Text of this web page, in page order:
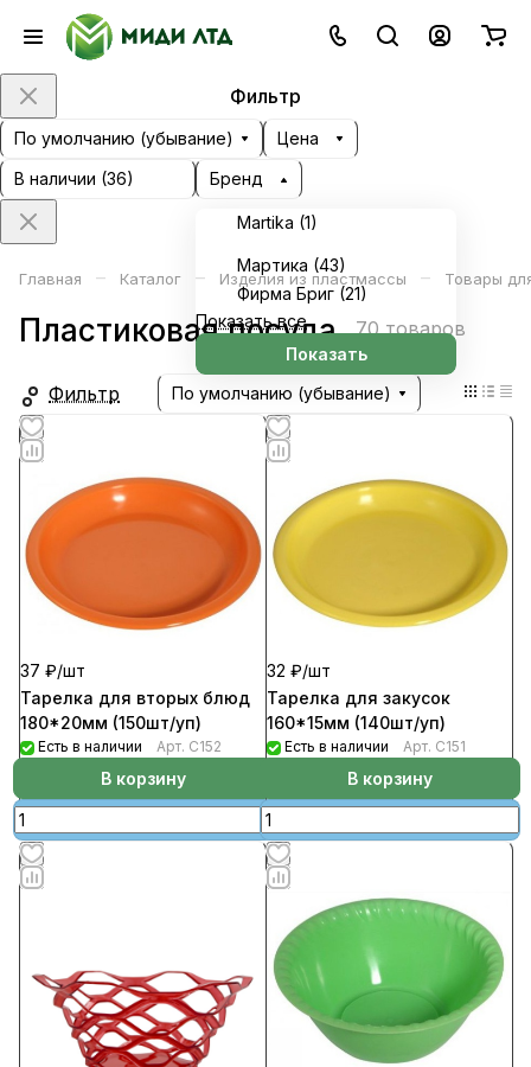
Фильтр
По умолчанию (убывание)
Цена
В наличии (36) Бренд
Martika (1)
Мартика (43)
Фирма Бриг (21)
Показать все
Показать
Главная – Каталог – Изделия из пластмассы – Товары
Пластиковая посуда 70 товаров
Фильтр По умолчанию (убывание)
37 ₽/шт
Тарелка для вторых блюд
180*20мм (150шт/уп)
Есть в наличии Арт. С152
В корзину
32 ₽/шт
Тарелка для закусок
160*15мм (140шт/уп)
Есть в наличии Арт. С151
В корзину